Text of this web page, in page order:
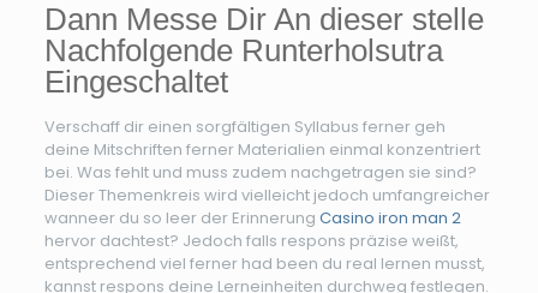
Dann Messe Dir An dieser stelle
Nachfolgende Runterholsutra
Eingeschaltet
Verschaff dir einen sorgfältigen Syllabus ferner geh
deine Mitschriften ferner Materialien einmal konzentriert
bei. Was fehlt und muss zudem nachgetragen sie sind?
Dieser Themenkreis wird vielleicht jedoch umfangreicher
wanneer du so leer der Erinnerung Casino iron man 2
hervor dachtest? Jedoch falls respons präzise weißt,
entsprechend viel ferner had been du real lernen musst,
kannst respons deine Lerneinheiten durchweg festlegen.